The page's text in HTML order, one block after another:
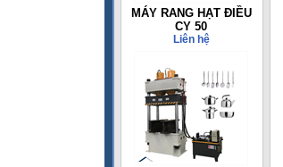
MÁY RANG HẠT ĐIỀU
CY 50
Liên hệ